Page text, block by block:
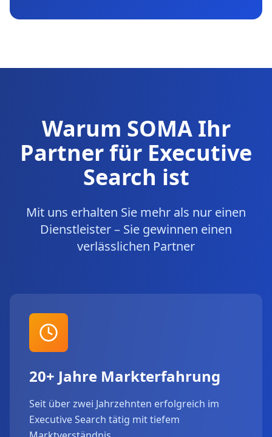
Warum SOMA Ihr
Partner für Executive
Search ist
Mit uns erhalten Sie mehr als nur einen
Dienstleister – Sie gewinnen einen
verlässlichen Partner
20+ Jahre Markterfahrung
Seit über zwei Jahrzehnten erfolgreich im
Executive Search tätig mit tiefem